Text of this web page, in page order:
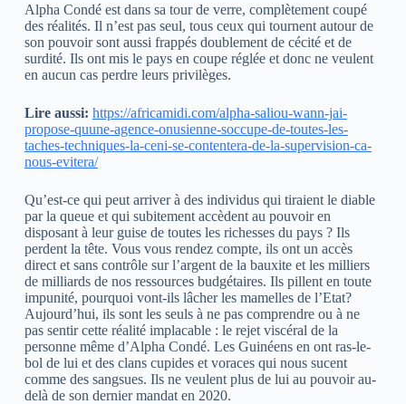
Alpha Condé est dans sa tour de verre, complètement coupé
des réalités. Il n’est pas seul, tous ceux qui tournent autour de
son pouvoir sont aussi frappés doublement de cécité et de
surdité. Ils ont mis le pays en coupe réglée et donc ne veulent
en aucun cas perdre leurs privilèges.
Lire aussi: https://africamidi.com/alpha-saliou-wann-jai-
propose-quune-agence-onusienne-soccupe-de-toutes-les-
taches-techniques-la-ceni-se-contentera-de-la-supervision-ca-
nous-evitera/
Qu’est-ce qui peut arriver à des individus qui tiraient le diable
par la queue et qui subitement accèdent au pouvoir en
disposant à leur guise de toutes les richesses du pays ? Ils
perdent la tête. Vous vous rendez compte, ils ont un accès
direct et sans contrôle sur l’argent de la bauxite et les milliers
de milliards de nos ressources budgétaires. Ils pillent en toute
impunité, pourquoi vont-ils lâcher les mamelles de l’Etat?
Aujourd’hui, ils sont les seuls à ne pas comprendre ou à ne
pas sentir cette réalité implacable : le rejet viscéral de la
personne même d’Alpha Condé. Les Guinéens en ont ras-le-
bol de lui et des clans cupides et voraces qui nous sucent
comme des sangsues. Ils ne veulent plus de lui au pouvoir au-
delà de son dernier mandat en 2020.